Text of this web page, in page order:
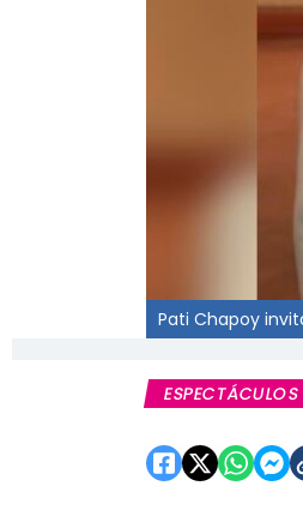
Pati Chapoy
ESPECTÁCULOS